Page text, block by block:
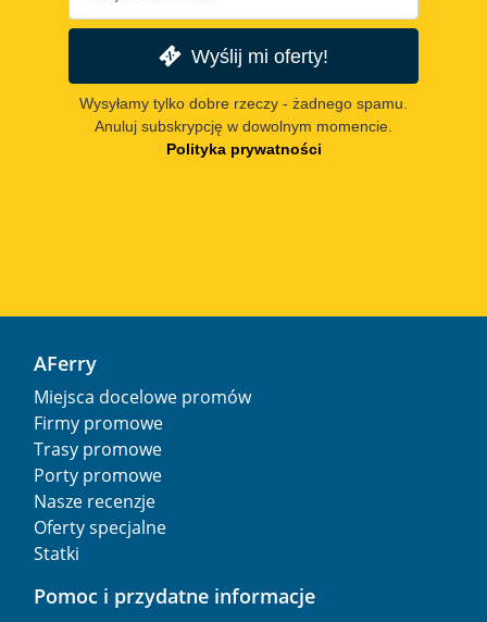
Wyślij mi oferty!
Wysyłamy tylko dobre rzeczy - żadnego spamu.
Anuluj subskrypcję w dowolnym momencie.
Polityka prywatności
AFerry
Miejsca docelowe promów
Firmy promowe
Trasy promowe
Porty promowe
Nasze recenzje
Oferty specjalne
Statki
Pomoc i przydatne informacje